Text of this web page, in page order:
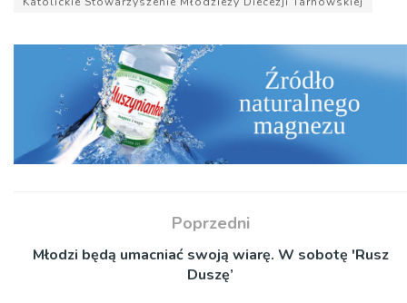
Poprzedni
Młodzi będą umacniać swoją wiarę. W sobotę 'Rusz
Duszę’